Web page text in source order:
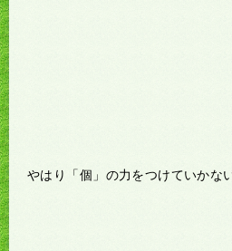
やはり「個」の力をつけていかな